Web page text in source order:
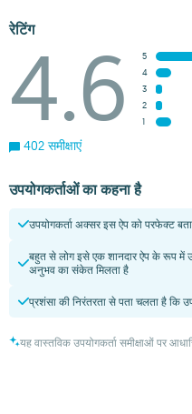
रेटिंग
4.6
5
4
3
2
1
402 समीक्षाएं
उपयोगकर्ताओं का कहना है
उपयोगकर्ता अक्सर इस ऐप को परफेक्ट
बहुत से लोग इसे एक शानदार ऐप के रूप में
अनुभव का संकेत मिलता है
प्रशंसा की निरंतरता से पता चलता है कि
यह वास्तविक उपयोगकर्ता समीक्षाओं पर